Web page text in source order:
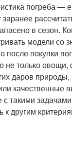
погреба —
в сезон.
модели со
покупки
не только овощи,
даров
качественные
с такими
к другим